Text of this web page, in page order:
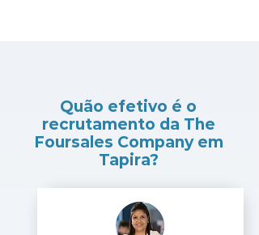
Quão efetivo é o
recrutamento da The
Foursales Company em
Tapira?